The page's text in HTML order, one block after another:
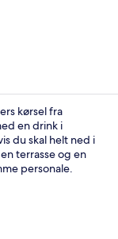
kørsel fra
en drink i
du skal helt ned i
terrasse og en
personale.